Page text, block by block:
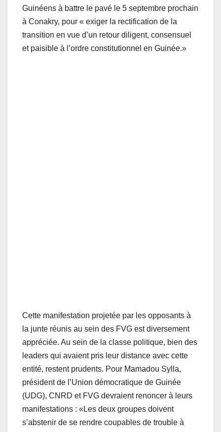
Guinéens à battre le pavé le 5 septembre prochain
à Conakry, pour « exiger la rectification de la
transition en vue d’un retour diligent, consensuel
et paisible à l’ordre constitutionnel en Guinée.»
Cette manifestation projetée par les opposants à
la junte réunis au sein des FVG est diversement
appréciée. Au sein de la classe politique, bien des
leaders qui avaient pris leur distance avec cette
entité, restent prudents. Pour Mamadou Sylla,
président de l’Union démocratique de Guinée
(UDG), CNRD et FVG devraient renoncer à leurs
manifestations : «Les deux groupes doivent
s’abstenir de se rendre coupables de trouble à